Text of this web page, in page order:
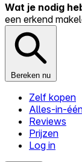
Wat je nodig
een erkend
Bereken nu
Zelf kopen
Alles-in-
Reviews
Prijzen
Log in